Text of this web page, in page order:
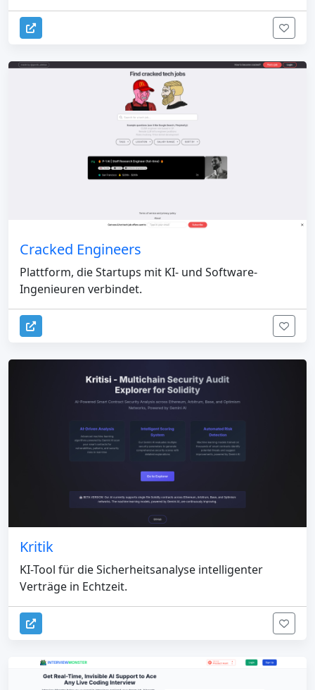
Cracked Engineers
Plattform, die Startups mit KI- und Software-
Ingenieuren verbindet.
Kritik
KI-Tool für die Sicherheitsanalyse intelligenter
Verträge in Echtzeit.